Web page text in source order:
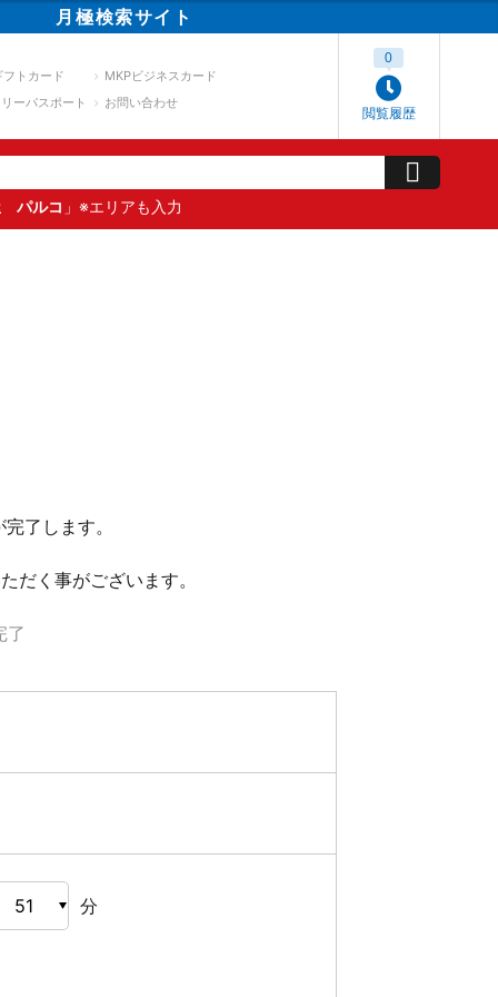
月極検索サイト
フトカード
MKPビジネスカード
ーパスポート
お問い合わせ
閲覧履歴
0
パルコ 」※エリアも入力
了します。
だく事がございます。
了
分